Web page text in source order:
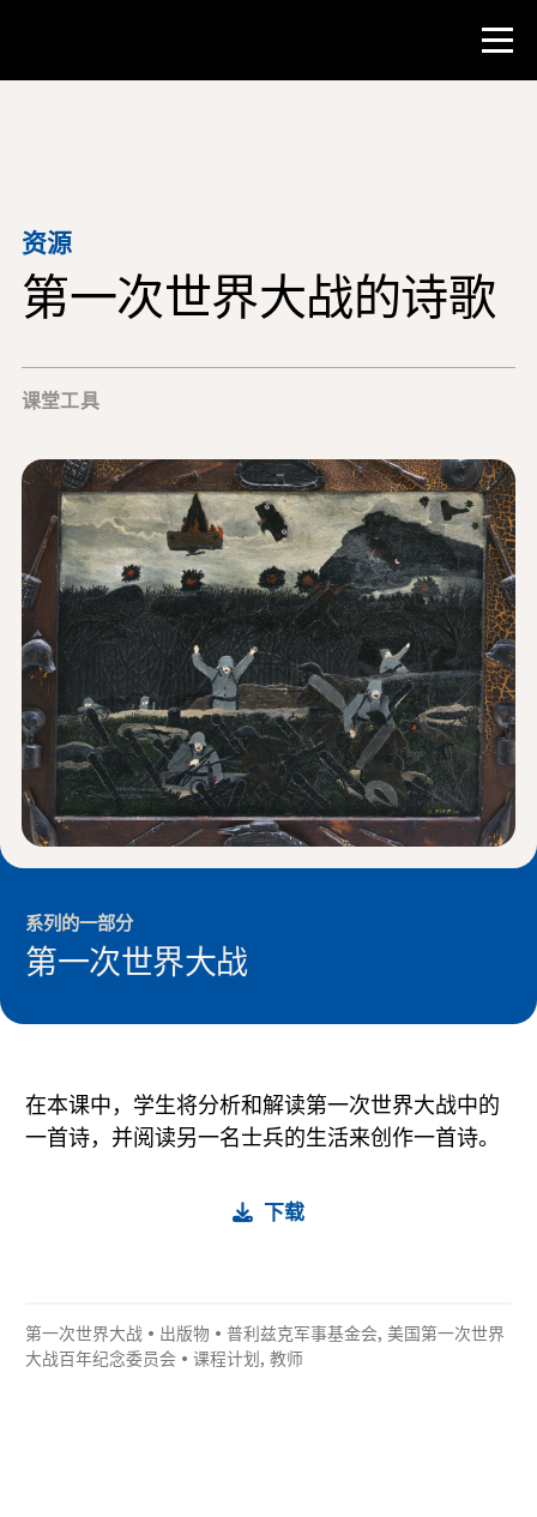
教师资源
课堂工具
研究所
为 NHD 学生提供建议
新闻与事件
关于 NHD ®
参与其中
资源
第一次世界大战的诗歌
课堂工具
系列的一部分
第一次世界大战
在本课中，学生将分析和解读第一次世界大战中的
一首诗，并阅读另一名士兵的生活来创作一首诗。
下载
第一次世界大战 • 出版物 • 普利兹克军事基金会, 美国第一次世界
大战百年纪念委员会 • 课程计划 , 教师